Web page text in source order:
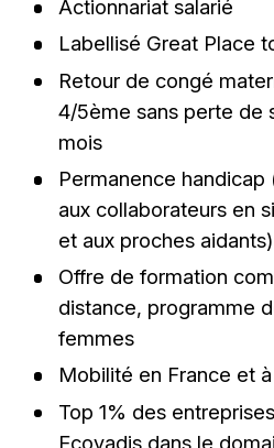
Actionnariat salarié
Labellisé Great Place
Retour de congé
4/5ème sans perte de
mois
Permanence
aux collaborateurs en
et aux proches aidants)
Offre de formation
distance, programme
femmes
Mobilité en France et à
Top 1% des
Ecovadis dans le